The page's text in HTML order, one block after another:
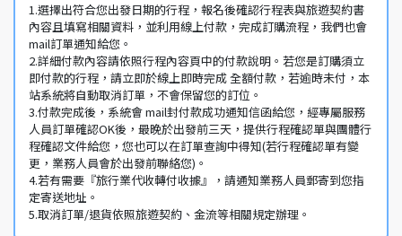
1.選擇出符合您出發日期的行程，報名後確認行程表與旅遊契約書
內容且填寫相關資料，並利用線上付款，完成訂購流程，我們也會
mail訂單通知給您。
2.詳細付款內容請依照行程內容頁中的付款說明。若您是訂購須立
即付款的行程，請立即於線上即時完成 全額付款，若逾時未付，本
站系統將自動取消訂單，不會保留您的訂位。
3.付款完成後，系統會 mail封付款成功通知信函給您，經專屬服務
人員訂單確認OK後，最晚於出發前三天，提供行程確認單與團體行
程確認文件給您，您也可以在訂單查詢中得知(若行程確認單有變
更，業務人員會於出發前聯絡您)。
4.若有需要『旅行業代收轉付收據』，請通知業務人員郵寄到您指
定寄送地址。
5.取消訂單/退貨依照旅遊契約、金流等相關規定辦理。